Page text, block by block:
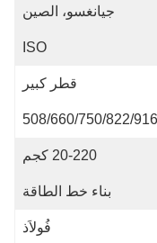
جيانغسو، الصين
ISO
قطر كبير
508/660/750/822/
20-220 كجم
بناء خط الطاقة
فُولاَذ